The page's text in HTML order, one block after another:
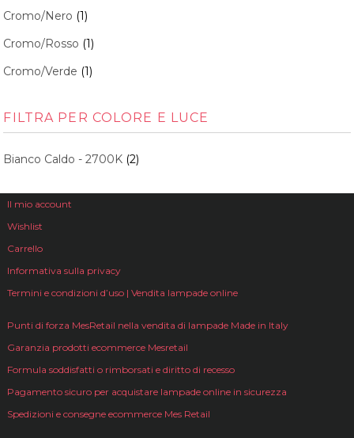
Cromo/Nero (1)
Cromo/Rosso (1)
Cromo/Verde (1)
FILTRA PER COLORE E LUCE
Bianco Caldo - 2700K (2)
Il mio account
Wishlist
Carrello
Informativa sulla privacy
Termini e condizioni d’uso | Vendita lampade online
Punti di forza MesRetail nella vendita di lampade Made in Italy
Garanzia prodotti ecommerce Mesretail
Formula soddisfatti o rimborsati e diritto di recesso
Pagamento sicuro per acquistare lampade online in sicurezza
Spedizioni e consegne ecommerce Mes Retail